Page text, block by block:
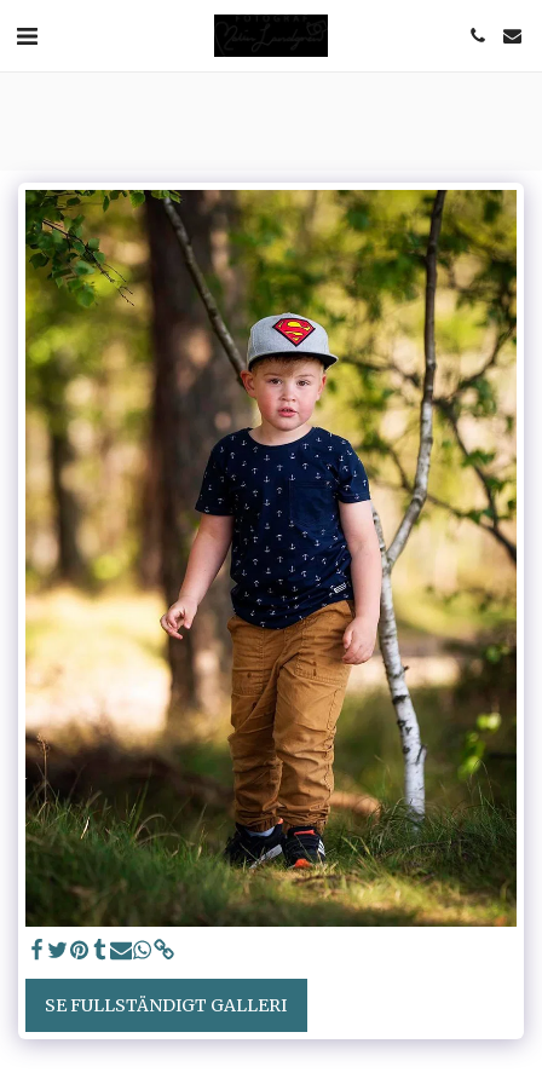
SE FULLSTÄNDIGT GALLERI